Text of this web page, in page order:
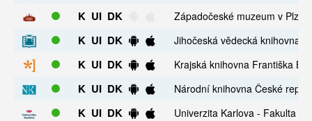
K UI DK Západočeské muzeum v Plzni
K UI DK Jihočeská vědecká knihovna
K UI DK Krajská knihovna Františka
K UI DK Národní knihovna České
K UI DK Univerzita Karlova - Fakulta